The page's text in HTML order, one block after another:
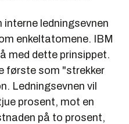
interne ledningsevnen
enkeltatomene. IBM
med dette prinsippet.
første som "strekker
Ledningsevnen vil
prosent, mot en
på to prosent,